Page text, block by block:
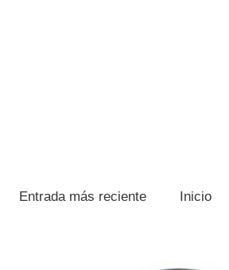
Entrada más reciente Inicio